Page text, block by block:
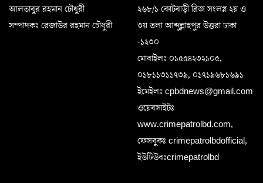
আলতাবুর রহমান চৌধুরী
সম্পাদকঃ রেজাউর রহমান চৌধুরী
২৬৮/১ কোটবাড়ী ব্রিজ সংলগ্ন ২য় ও
৩য় তলা আব্দুল্লাহপুর উত্তরা ঢাকা
-১২৩০
মোবাইলঃ ০১৫৫৪২৩২১০৫,
০১৮১১৩১১৭৩৯, ০১৭১৯৬৮১৬৯১
ইমেইলঃ cpbdnews@gmail.com
ওয়েবসাইটঃ
www.crimepatrolbd.com,
ফেসবুকঃ crimepatrolbdofficial,
ইউটিউবঃcrimepatrolbd